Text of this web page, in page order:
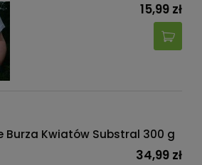
15,99 zł
Burza Kwiatów Substral 300 g
34,99 zł